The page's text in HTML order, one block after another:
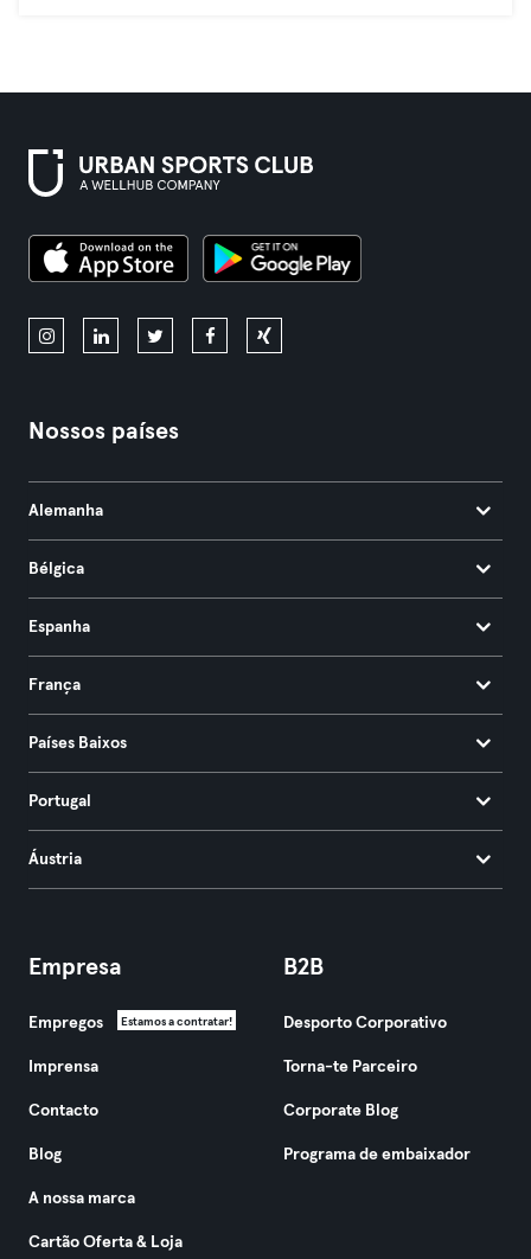
Nossos países
Alemanha
Bélgica
Espanha
França
Países Baixos
Portugal
Áustria
Empresa
Empregos Estamos a contratar!
Imprensa
Contacto
Blog
A nossa marca
Cartão Oferta & Loja
B2B
Desporto Corporativo
Torna-te Parceiro
Corporate Blog
Programa de embaixador